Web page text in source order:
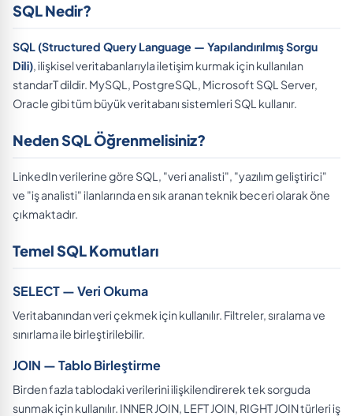
SQL Nedir?
SQL (Structured Query Language — Yapılandırılmış Sorgu
Dili), ilişkisel veritabanlarıyla iletişim kurmak için kullanılan
standarT dildir. MySQL, PostgreSQL, Microsoft SQL Server,
Oracle gibi tüm büyük veritabanı sistemleri SQL kullanır.
Neden SQL Öğrenmelisiniz?
LinkedIn verilerine göre SQL, "veri analisti", "yazılım geliştirici"
ve "iş analisti" ilanlarında en sık aranan teknik beceri olarak öne
çıkmaktadır.
Temel SQL Komutları
SELECT — Veri Okuma
Veritabanından veri çekmek için kullanılır. Filtreler, sıralama ve
sınırlama ile birleştirilebilir.
JOIN — Tablo Birleştirme
Birden fazla tablodaki verilerini ilişkilendirerek tek sorguda
sunmak için kullanılır. INNER JOIN, LEFT JOIN, RIGHT JOIN türleri iş